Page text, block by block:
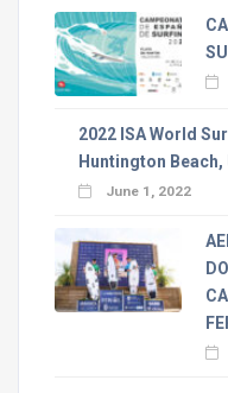
2022 ISA World
Huntington Beach,
June 1, 2022